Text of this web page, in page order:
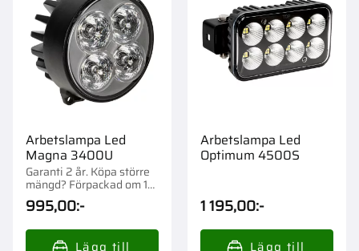
Arbetslampa Led
Magna 3400U
Garanti 2 år. Köpa större
mängd? Förpackad om 1
st.
995,00:-
Arbetslampa Led
Optimum 4500S
1 195,00:-